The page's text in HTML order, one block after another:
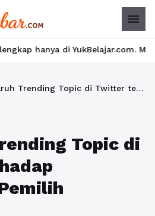
menu
YukBelajar.com. Mulai langkah
Pengaruh Trending Topic di Twitter terhadap Preferensi Pemilih
Topic di